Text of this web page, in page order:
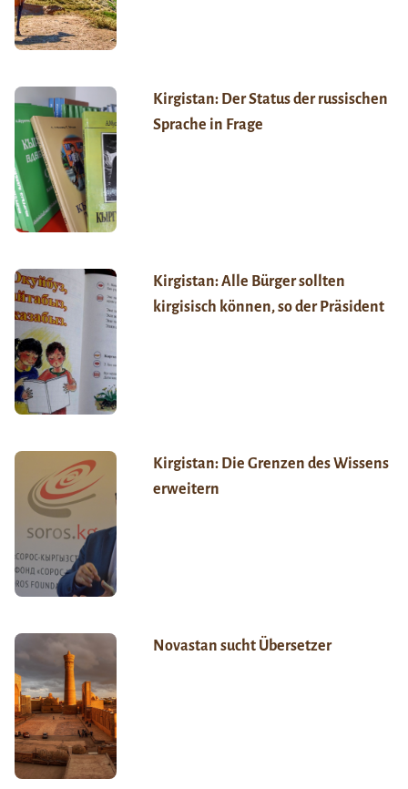
Kirgistan: Der Status der russischen
Sprache in Frage
Kirgistan: Alle Bürger sollten
kirgisisch können, so der Präsident
Kirgistan: Die Grenzen des Wissens
erweitern
Novastan sucht Übersetzer